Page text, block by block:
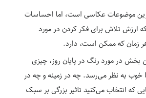
موضوعات عکاسی است، اما احساسات
ارزش تلاش برای فکر کردن در مورد
زمان که ممکن است، دارد.
بخش در مورد رنگ در پایان روز، چیزی
به نظر می‌رسد. چه در زمینه و چه در
که انتخاب می‌کنید تاثیر بزرگی بر سبک